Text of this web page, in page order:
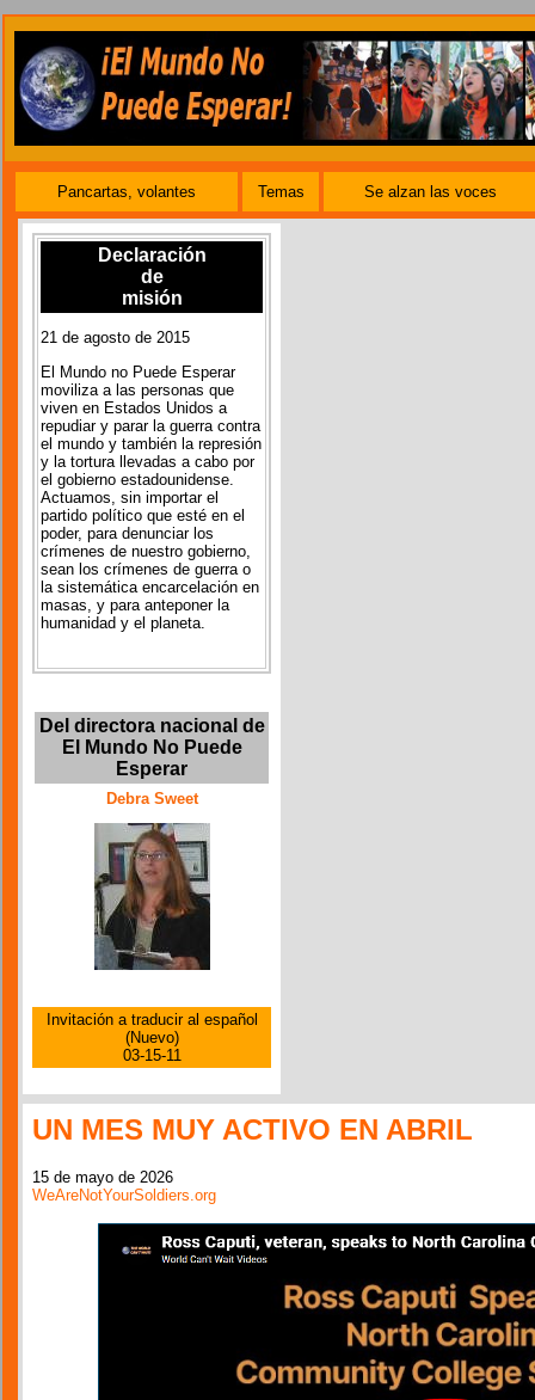
Pancartas, volantes Temas Se alzan las voces
Declaración
de
misión
21 de agosto de 2015
El Mundo no Puede Esperar
moviliza a las personas que
viven en Estados Unidos a
repudiar y parar la guerra contra
el mundo y también la represión
y la tortura llevadas a cabo por
el gobierno estadounidense.
Actuamos, sin importar el
partido político que esté en el
poder, para denunciar los
crímenes de nuestro gobierno,
sean los crímenes de guerra o
la sistemática encarcelación en
masas, y para anteponer la
humanidad y el planeta.
Del directora nacional de
El Mundo No Puede
Esperar
Debra Sweet
Invitación a traducir al español
(Nuevo)
03-15-11
UN MES MUY ACTIVO EN ABRIL
15 de mayo de 2026
WeAreNotYourSoldiers.org